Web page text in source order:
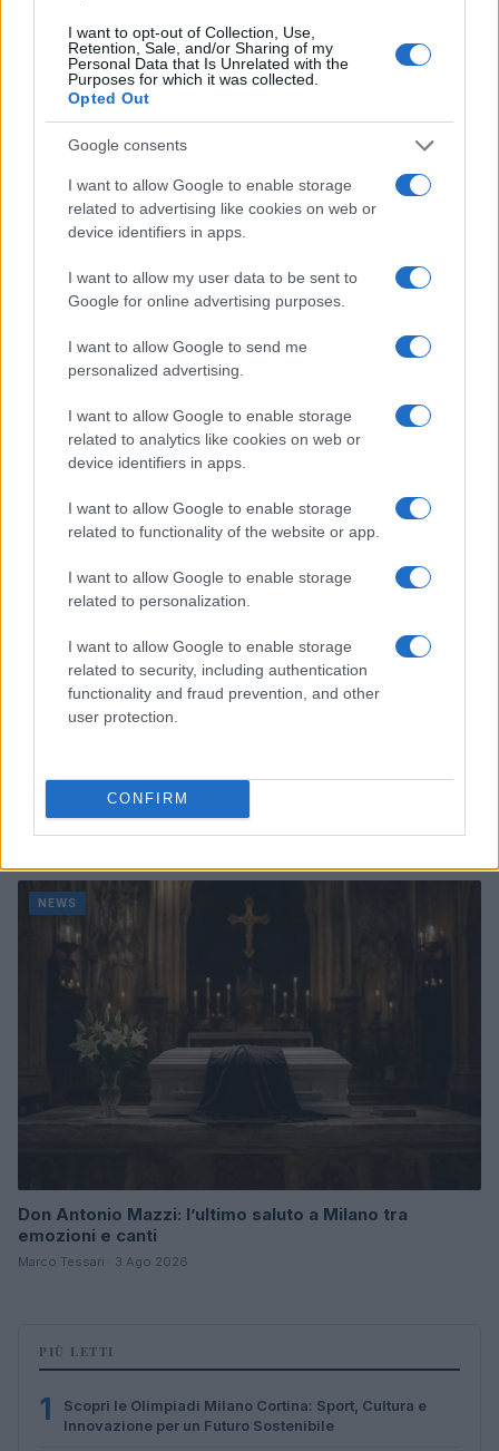
I want to opt-out of Collection, Use,
Retention, Sale, and/or Sharing of my
Personal Data that Is Unrelated with the
Purposes for which it was collected.
Opted Out
Google consents
I want to allow Google to enable storage
related to advertising like cookies on web or
device identifiers in apps.
I want to allow my user data to be sent to
Google for online advertising purposes.
I want to allow Google to send me
personalized advertising.
I want to allow Google to enable storage
related to analytics like cookies on web or
device identifiers in apps.
I want to allow Google to enable storage
related to functionality of the website or app.
I want to allow Google to enable storage
related to personalization.
I want to allow Google to enable storage
related to security, including authentication
functionality and fraud prevention, and other
user protection.
CONFIRM
Continua a leggere
NEWS
Come scegliere le scarpe da running donna: comfort
e performance
Marco Tessari · 8 Ago 2026
Arrestati cinque agenti della polizia locale di Milano: le
NEWS
Don Antonio Mazzi: l’ultimo saluto a Milano tra
emozioni e canti
Marco Tessari · 3 Ago 2026
PIÙ LETTI
1
Scopri le Olimpiadi Milano Cortina: Sport, Cultura e
Innovazione per un Futuro Sostenibile